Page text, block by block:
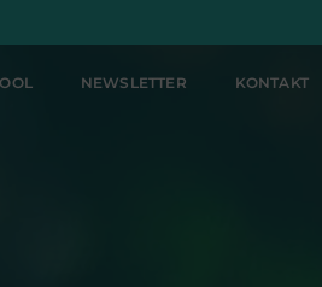
NEWSLETTER KONTAKT